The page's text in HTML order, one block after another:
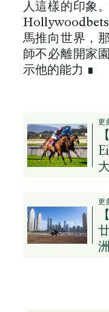
人這樣的印象
馬推向世界，
師不必離開家
示他的能力 ∎
更
更